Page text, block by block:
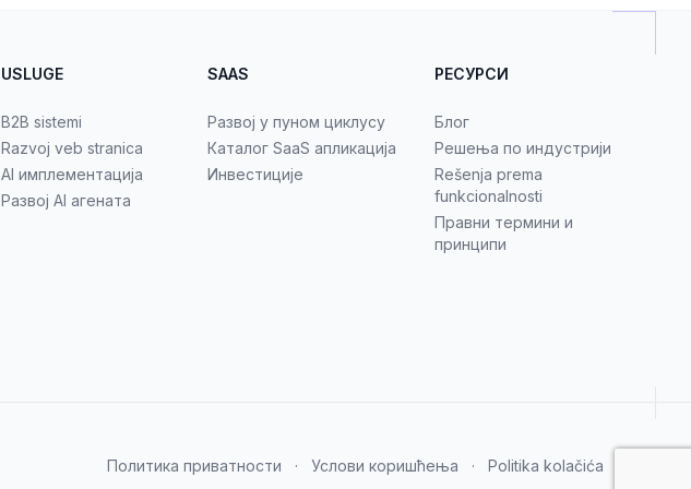
USLUGE
B2B sistemi
Razvoj veb stranica
AI имплементација
Развој AI агената
SAAS
Развој у пуном циклусу
Каталог SaaS апликација
Инвестиције
РЕСУРСИ
Блог
Решења по индустрији
Rešenja prema
funkcionalnosti
Правни термини и
принципи
Политика приватности · Услови коришћења · Politika kolačića